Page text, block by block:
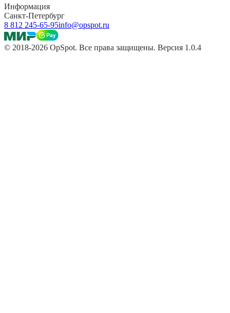
Информация
Санкт-Петербург
8 812 245-65-95info@opspot.ru
© 2018-2026 OpSpot. Все права защищены. Версия 1.0.4